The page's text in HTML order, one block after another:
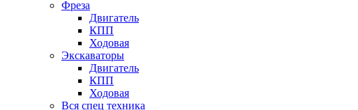
Фреза
Двигатель
КПП
Ходовая
Экскаваторы
Двигатель
КПП
Ходовая
Вся спец техника